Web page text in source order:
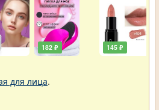
182 ₽ 145 ₽
для лица.